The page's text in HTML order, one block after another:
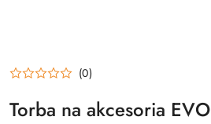
(0)
Torba na akcesoria EVO